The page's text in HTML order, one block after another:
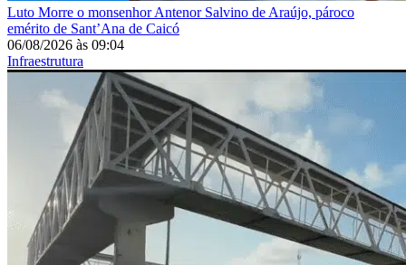
Luto Morre o monsenhor Antenor Salvino de Araújo, pároco
emérito de Sant’Ana de Caicó
06/08/2026 às 09:04
Infraestrutura